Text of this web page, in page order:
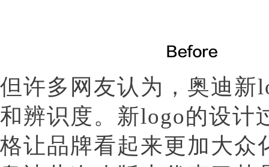
但许多网友认为，奥迪新
和辨识度。新logo的设计
格让品牌看起来更加大众